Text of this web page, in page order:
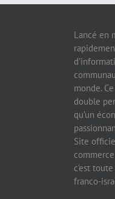
Lancé en
monde.
double
qu’un
Site
c’est
franco-